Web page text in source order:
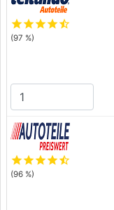
starstarstarstarstar_half
(97 %)
starstarstarstarstar_half
(96 %)